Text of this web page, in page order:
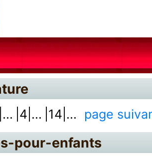
|4|... |14|... page
pour-enfants